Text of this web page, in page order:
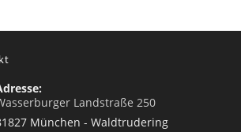
Landstraße 250
München - Waldtrudering